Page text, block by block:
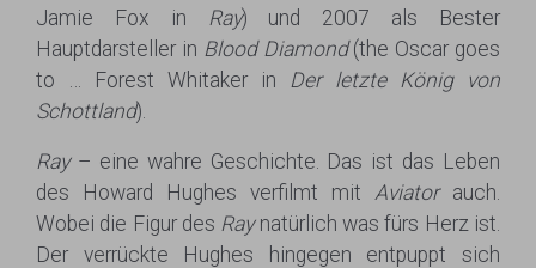
Jamie Fox in Ray) und 2007 als Bester
Hauptdarsteller in Blood Diamond(the Oscar goes
to … Forest Whitaker in Der letzte König von
Schottland).
Ray– eine wahre Geschichte. Das ist das Leben
des Howard Hughes verfilmt mit Aviatorauch.
Wobei die Figur des Ray natürlich was fürs Herz ist.
Der verrückte Hughes hingegen entpuppt sich